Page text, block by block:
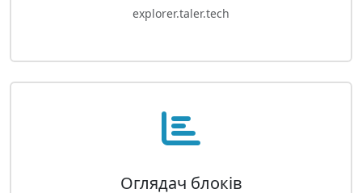
explorer.taler.tech
Оглядач блоків